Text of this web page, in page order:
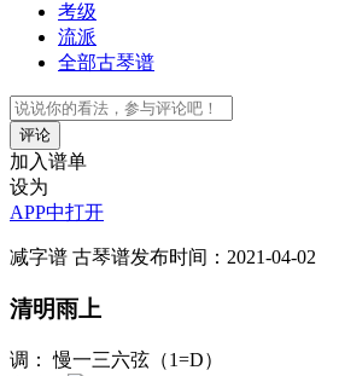
考级
流派
全部古琴谱
评论
加入谱单
设为
APP中打开
减字谱 古琴谱发布时间：2021-04-02
清明雨上
调： 慢一三六弦（1=D）